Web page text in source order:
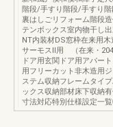
階段/手すり階段/手すり
裏はしごリフォーム階段
テンボックス室内物干し
NT内装材DS窓枠在来用
サーモスⅡ用 （在来・
ドア用玄関ドア用アパー
用フリーカット非木造用
ステム収納フレームタイ
ックス収納部材床下収納
寸法対応特別仕様設定一